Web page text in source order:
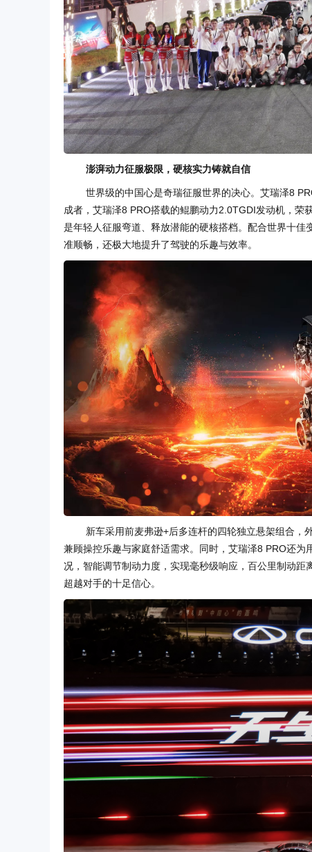
澎湃动力征服极限，硬核实力铸就自信
世界级的中国心是奇瑞征服世界的决心。艾瑞泽8
成者，艾瑞泽8 PRO搭载的鲲鹏动力2.0TGDI发动机，荣
是年轻人征服弯道、释放潜能的硬核搭档。配合世界十
准顺畅，还极大地提升了驾驶的乐趣与效率。
新车采用前麦弗逊+后多连杆的四轮独立悬架组合，
兼顾操控乐趣与家庭舒适需求。同时，艾瑞泽8 PRO还
况，智能调节制动力度，实现毫秒级响应，百公里制动
超越对手的十足信心。